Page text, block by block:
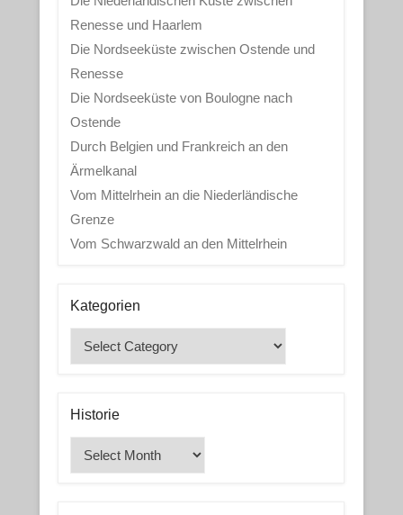
Renesse und Haarlem
Die Nordseeküste zwischen Ostende und
Renesse
Die Nordseeküste von Boulogne nach
Ostende
Durch Belgien und Frankreich an den
Ärmelkanal
Vom Mittelrhein an die Niederländische
Grenze
Vom Schwarzwald an den Mittelrhein
Kategorien
Kategorien
Historie
Historie